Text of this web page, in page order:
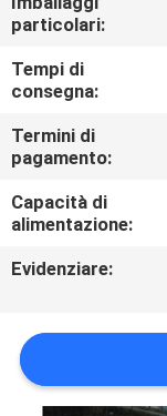
RICHIEDA
UNA
CITAZIONE
MAPPA
DEL
SULLA
PRIVACY
particolari:
Tempi di
consegna:
Termini di
pagamento:
Capacità di
alimentazione:
Evidenziare: